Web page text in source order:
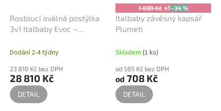
Rostoucí oválná postýlka
3v1 Italbaby Evoc –
Dodání 2-4 týdny
23 810 Kč bez DPH
28 810 Kč
DETAIL
1 089 Kč až–34 %
Italbaby závěsný kapsář
Plumeti
Skladem (1 ks)
od 585 Kč bez DPH
od 708 Kč
DETAIL